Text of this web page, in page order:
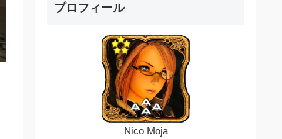
プロフィール
Nico Moja